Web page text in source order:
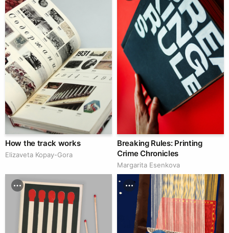
How the track works
Elizaveta Kopay-Gora
Breaking Rules: Printing
Crime Chronicles
Margarita Esenkova